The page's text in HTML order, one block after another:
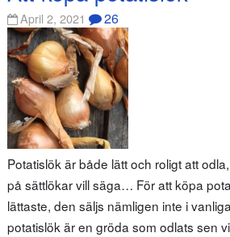
April 2, 2021 26
Potatislök är både lätt och roligt att
på sättlökar vill säga… För att köpa
lättaste, den säljs nämligen inte i
potatislök är en gröda som odlats sen